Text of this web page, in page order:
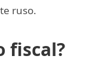
ruso.
fiscal?